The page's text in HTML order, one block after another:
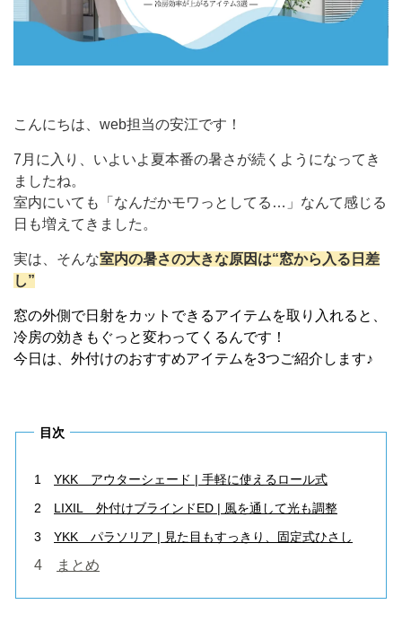
こんにちは、web担当の安江です！
7月に入り、いよいよ夏本番の暑さが続くようになってき
ましたね。
室内にいても「なんだかモワっとしてる…」なんて感じる
日も増えてきました。
実は、そんな室内の暑さの大きな原因は“窓から入る日差
し”
窓の外側で日射をカットできるアイテムを取り入れると、
冷房の効きもぐっと変わってくるんです！
今日は、外付けのおすすめアイテムを3つご紹介します♪
目次
1 YKK アウターシェード | 手軽に使えるロール式
2 LIXIL 外付けブラインドED | 風を通して光も調整
3 YKK パラソリア | 見た目もすっきり、固定式ひさし
4 まとめ